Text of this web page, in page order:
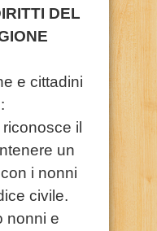
DEL
e cittadini
il
un
i nonni
civile.
nonni e